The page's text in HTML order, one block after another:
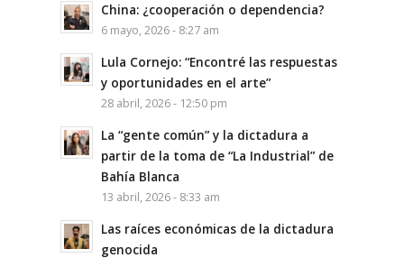
China: ¿cooperación o dependencia?
6 mayo, 2026 - 8:27 am
Lula Cornejo: “Encontré las respuestas
y oportunidades en el arte”
28 abril, 2026 - 12:50 pm
La “gente común” y la dictadura a
partir de la toma de “La Industrial” de
Bahía Blanca
13 abril, 2026 - 8:33 am
Las raíces económicas de la dictadura
genocida